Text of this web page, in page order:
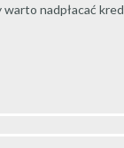
nadpłacać